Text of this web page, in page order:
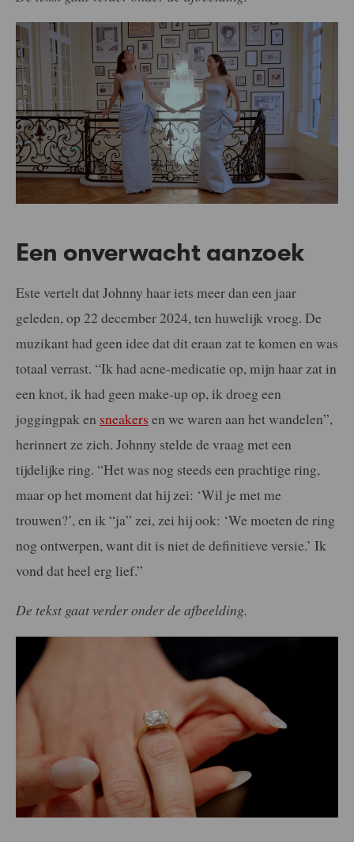
Een onverwacht aanzoek
Este vertelt dat Johnny haar iets meer dan een jaar
geleden, op 22 december 2024, ten huwelijk vroeg. De
muzikant had geen idee dat dit eraan zat te komen en was
totaal verrast. “Ik had acne-medicatie op, mijn haar zat in
een knot, ik had geen make-up op, ik droeg een
joggingpak en sneakers en we waren aan het wandelen”,
herinnert ze zich. Johnny stelde de vraag met een
tijdelijke ring. “Het was nog steeds een prachtige ring,
maar op het moment dat hij zei: ‘Wil je met me
trouwen?’, en ik “ja” zei, zei hij ook: ‘We moeten de ring
nog ontwerpen, want dit is niet de definitieve versie.’ Ik
vond dat heel erg lief.”
De tekst gaat verder onder de afbeelding.